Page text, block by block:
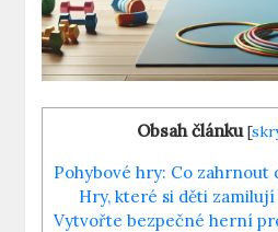
Obsah článku [
Pohybové hry: Co zahrnout
Hry, které si děti zamilují
Vytvořte bezpečné herní